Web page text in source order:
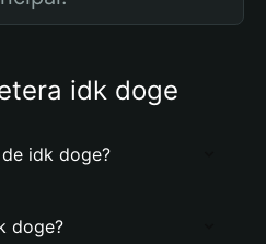
idk doge
idk doge?
doge?